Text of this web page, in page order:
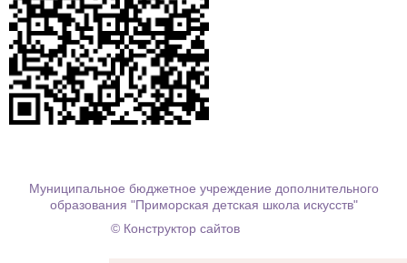
Муниципальное бюджетное учреждение дополнительного
образования "Приморская детская школа искусств"
© Конструктор сайтов